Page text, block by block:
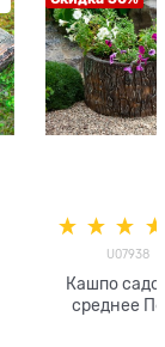
U07938
Кашпо
среднее